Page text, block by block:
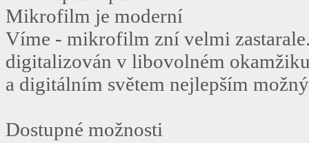
Mikrofilm je moderní
Víme - mikrofilm zní velmi
digitalizován v libovolném
a digitálním světem nejlepším
Dostupné možnosti